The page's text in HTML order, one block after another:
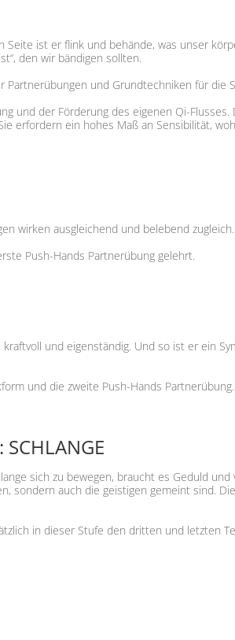
Seite ist er flink und behände, was unser
den wir bändigen sollten.
und Grundtechniken für die
und der Förderung des eigenen Qi-
erfordern ein hohes Maß an Sensibilität,
wirken ausgleichend und belebend
Push-Hands Partnerübung gelehrt.
und eigenständig. Und so ist er ein
und die zweite Push-Hands Partnerübung.
SCHLANGE
sich zu bewegen, braucht es Geduld
sondern auch die geistigen gemeint sind.
in dieser Stufe den dritten und letzten